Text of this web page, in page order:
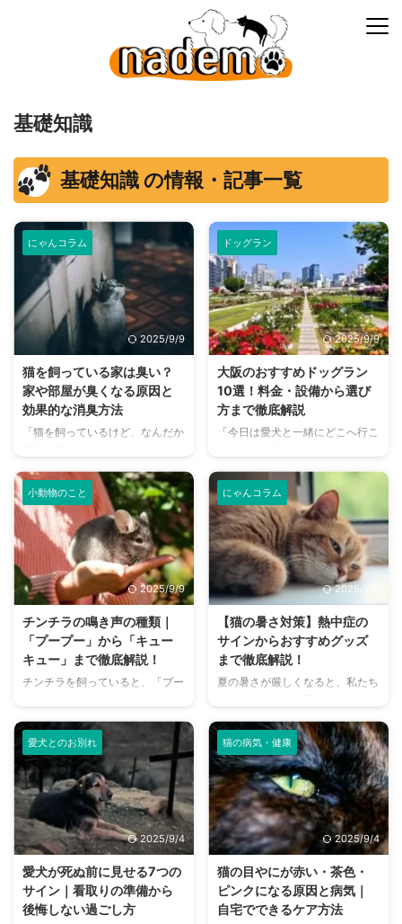
基礎知識
基礎知識 の情報・記事一覧
にゃんコラム
2025/9/9
猫を飼っている家は臭い？
家や部屋が臭くなる原因と
効果的な消臭方法
「猫を飼っているけど、なんだか
悩みはありませんか？猫との暮ら
しは幸せで満ちていますが、独特
のにおいが気になるという飼い主
さんは少なくありません。 特
に、来客時などは「うちのにお
い、大丈夫かな？」と不安に感じ
てしまうこともあるでしょう。
この記事では、猫のにおいの原因
を根本から突き止め、トイレ、
体、部屋など、場所別に具体的な
消臭対策を徹底的に解説します。
さらに、猫と飼い主さん両方にと
って快適な消臭グッズの選び方ま
の情報を網羅的にご紹介します。
今 ...
ドッグラン
2025/9/9
大阪のおすすめドッグラン
10選！料金・設備から選び
方まで徹底解説
「今日は愛犬と一緒にどこへ行こ
か？大阪には、広大な敷地でのび
のびと遊べるドッグランから、都
心でアクセスしやすい便利な施設
まで、魅力的なドッグランがたく
さんあります。 しかし、「初め
てドッグランに行くから不安」
「どの施設が愛犬に合っているか
わからない」という方も多いので
はないでしょうか。 この記事で
は、大阪府内にある人気のドッグ
ランを厳選し、料金、広さ、利用
条件、設備など、気になる情報を
網羅的に解説します。 さらに、
や、初心者でも安心して利用する
ための ...
小動物のこと
2025/9/9
チンチラの鳴き声の種類｜
「プープー」から「キュー
キュー」まで徹底解説！
チンチラを飼っていると、「プー
まざまな鳴き声が聞こえてくるこ
とがありますよね。 チンチラは
犬や猫のように鳴き声で感情を表
現するため、その鳴き声の意味を
理解することは、愛チンチラとの
関係を深める上で非常に大切で
す。 この記事では、チンチラの
代表的な鳴き声の種類とその意味
を詳しく解説します。 さらに、
鳴き声からわかるストレスや病気
のサイン、チンチラが鳴く理由を
理解して良好な関係を築くための
にゃんコラム
2025/9/9
【猫の暑さ対策】熱中症の
サインからおすすめグッズ
まで徹底解説！
夏の暑さが厳しくなると、私たち
になりますよね。特に猫は汗腺が
少なく、人間のように汗をかいて
体温を調節することが苦手なた
め、熱中症になりやすい動物で
す。 この記事では、猫の熱中症
の初期サインから、エアコンを使
わずにできる効果的な暑さ対策、
快適に過ごせるひんやりグッズの
選び方まで、詳しく解説します。
さらに、留守番中の注意点や、猫
が本当に喜ぶ暑さ対策について、
当メディアの編集部が実際に試し
愛犬とのお別れ
2025/9/4
愛犬が死ぬ前に見せる7つの
サイン｜看取りの準備から
後悔しない過ごし方
猫の病気・健康
2025/9/4
猫の目やにが赤い・茶色・
ピンクになる原因と病気｜
自宅でできるケア方法